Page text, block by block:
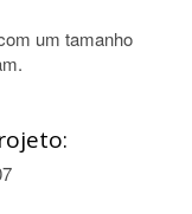
um tamanho